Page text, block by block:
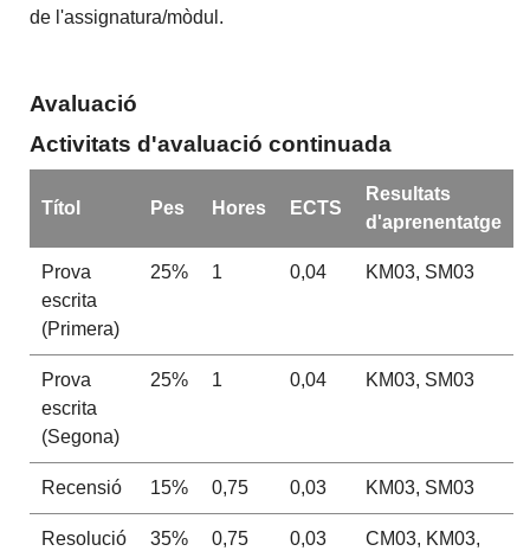
de l'assignatura/mòdul.
Avaluació
Activitats d'avaluació continuada
Títol Pes Hores ECTS
Resultats
d'aprenentatge
Prova
escrita
(Primera)
25% 1 0,04 KM03, SM03
Prova
escrita
(Segona)
25% 1 0,04 KM03, SM03
Recensió 15% 0,75 0,03 KM03, SM03
Resolució
35% 0,75 0,03
CM03, KM03,